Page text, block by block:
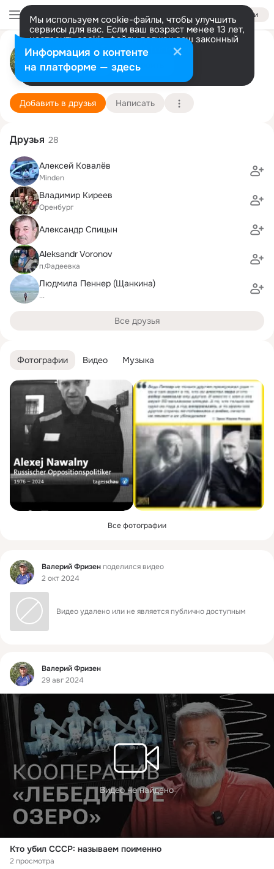
Войти
Мы используем cookie-файлы, чтобы улучшить
сервисы для вас. Если ваш возраст менее 13 лет,
настроить cookie-файлы должен ваш законный
представитель. Больше информации
Разрешить все Настроить
Валерий Фризен
Минден 8 марта Подробнее
Добавить в друзья Написать
Фотографии Видео Музыка
Все фотографии
Фид Валерий Фризенподелился видео
2 окт 2024
Видео удалено или не является публично доступным
Фид
Валерий Фризен
29 авг 2024
Видео не найдено
Кто убил СССР: называем поименно
2 просмотра
Друзья 28
Алексей Ковалёв
Minden
Владимир Киреев
Оренбург
Александр Спицын
Aleksandr Voronov
п.Фадеевка
Людмила Пеннер (Щанкина)
...
Все друзья
Информация о контенте
на платформе — здесь